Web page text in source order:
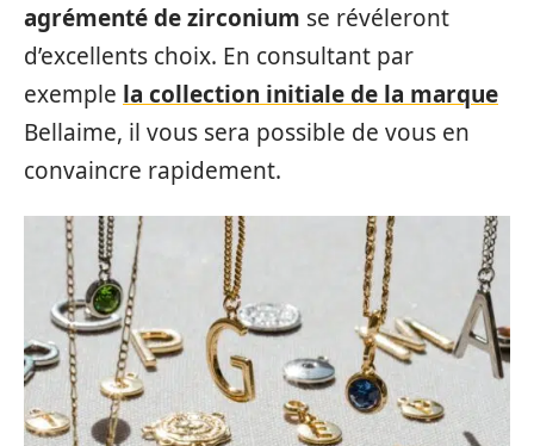
agrémenté de zirconium se révéleront
d’excellents choix. En consultant par
exemple la collection initiale de la marque
Bellaime, il vous sera possible de vous en
convaincre rapidement.